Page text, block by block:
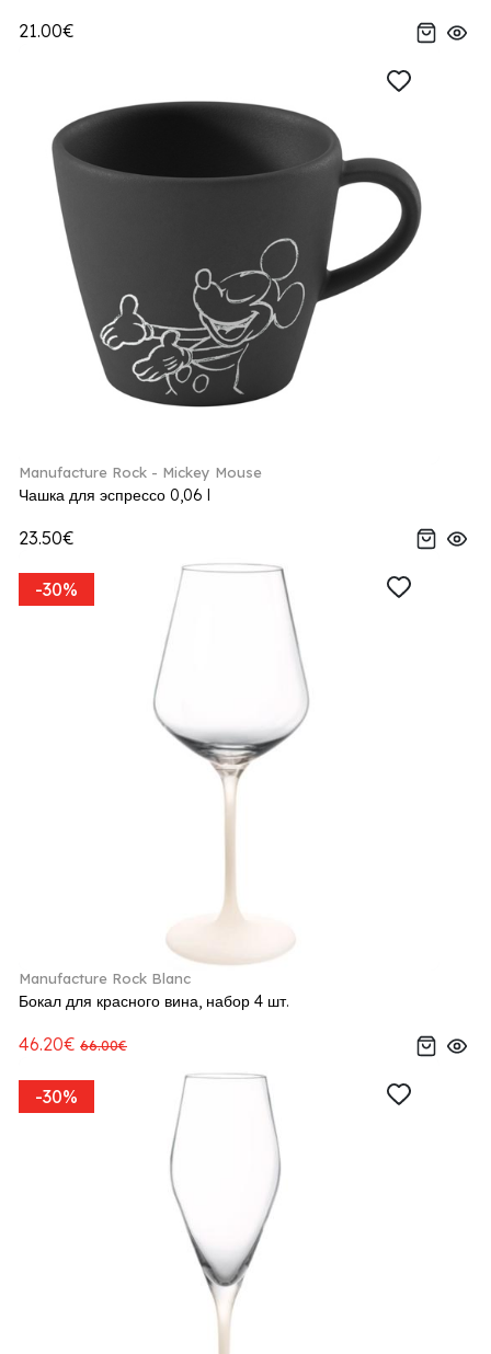
21.00€
Manufacture Rock - Mickey Mouse
Чашка для эспрессо 0,06 l
23.50€
-30%
Manufacture Rock Blanc
Бокал для красного вина, набор 4 шт.
46.20€ 66.00€
-30%